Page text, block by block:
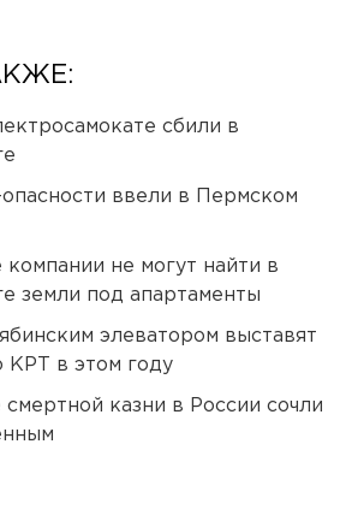
сбили в
ввели в Пермском
не могут найти в
земли под апартаменты
элеватором выставят
КРТ в этом году
казни в России сочли